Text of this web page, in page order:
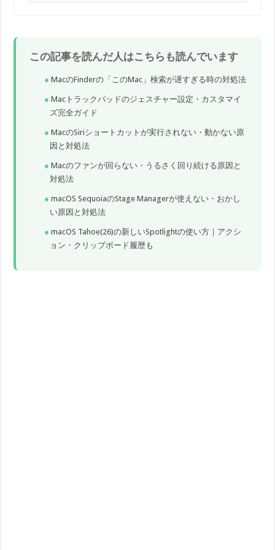
この記事を読んだ人はこちらも読んでいます
MacのFinderの「このMac」検索が遅すぎる時の対処法
Macトラックパッドのジェスチャー設定・カスタマイ
ズ完全ガイド
MacのSiriショートカットが実行されない・動かない原
因と対処法
Macのファンが回らない・うるさく回り続ける原因と
対処法
macOS SequoiaのStage Managerが使えない・おかし
い原因と対処法
macOS Tahoe(26)の新しいSpotlightの使い方｜アクシ
ョン・クリップボード履歴も